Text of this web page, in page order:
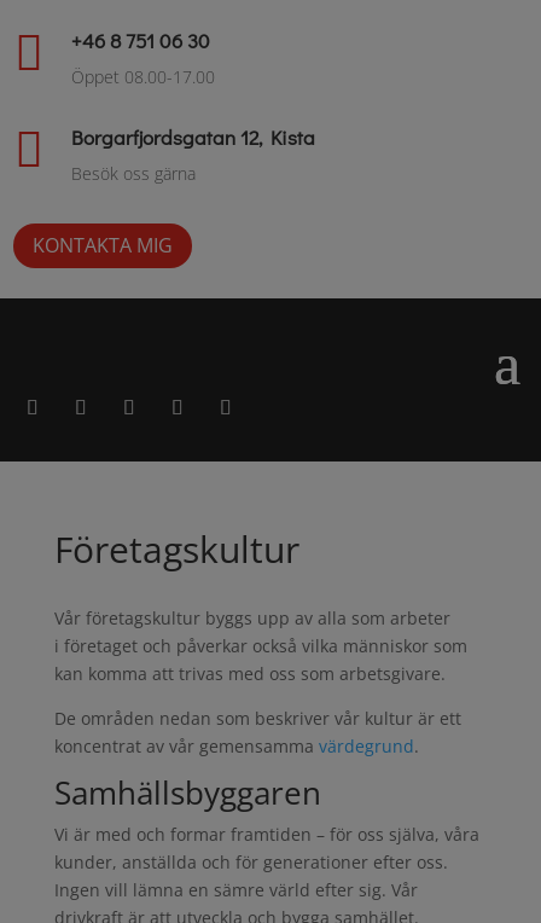
 +46 8 751 06 30
Öppet 08.00-17.00
 Borgarfjordsgatan 12, Kista
Besök oss gärna
KONTAKTA MIG
Företagskultur
Vår företagskultur byggs upp av alla som arbeter
i företaget och påverkar också vilka människor som
kan komma att trivas med oss som arbetsgivare.
De områden nedan som beskriver vår kultur är ett
koncentrat av vår gemensamma värdegrund.
Samhällsbyggaren
Vi är med och formar framtiden – för oss själva, våra
kunder, anställda och för generationer efter oss.
Ingen vill lämna en sämre värld efter sig. Vår
drivkraft är att utveckla och bygga samhället.